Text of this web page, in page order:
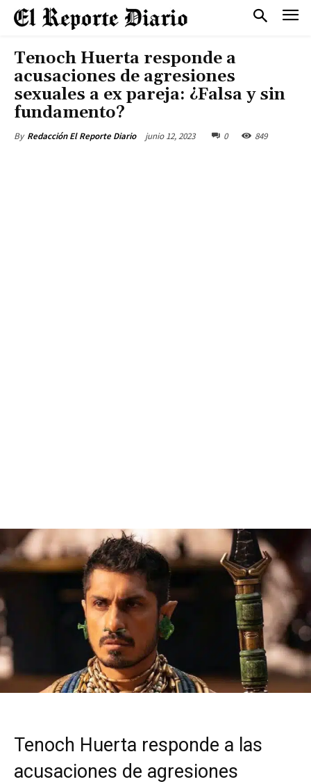
Tenoch Huerta responde a
acusaciones de agresiones
sexuales a ex pareja: ¿Falsa y sin
fundamento?
By Redacción El Reporte Diario junio 12, 2023 0 849
Tenoch Huerta responde a las
acusaciones de agresiones